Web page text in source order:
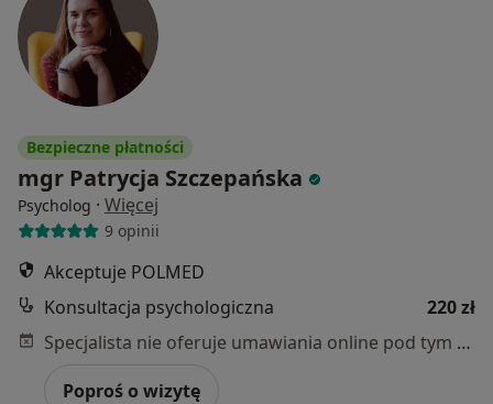
Bezpieczne płatności
mgr Patrycja Szczepańska
Psycholog · Więcej
9 opinii
Akceptuje POLMED
Konsultacja psychologiczna
220 zł
Specjalista nie oferuje umawiania online pod tym adresem.
Poproś o wizytę